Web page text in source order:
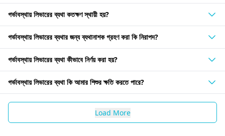
গর্ভাবস্থায় লিভারের ব্যথা কতক্ষণ স্থায়ী হয়?
গর্ভাবস্থায় লিভারের ব্যথার জন্য ব্যথানাশক গ্রহণ করা কি নিরাপদ?
গর্ভাবস্থায় লিভারের ব্যথা কীভাবে নির্ণয় করা হয়?
গর্ভাবস্থায় লিভারের ব্যথা কি আমার শিশুর ক্ষতি করতে পারে?
Load More